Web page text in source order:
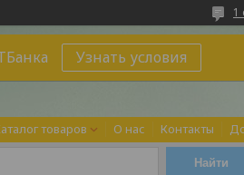
1
Узнать условия
товаров О нас Контакты
Найти